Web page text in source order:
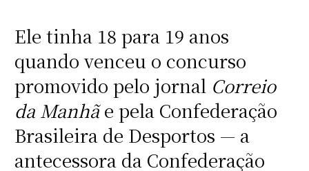
Ele tinha 18 para 19 anos
quando venceu o concurso
promovido pelo jornal Correio
da Manhãe pela Confederação
Brasileira de Desportos — a
antecessora da Confederação